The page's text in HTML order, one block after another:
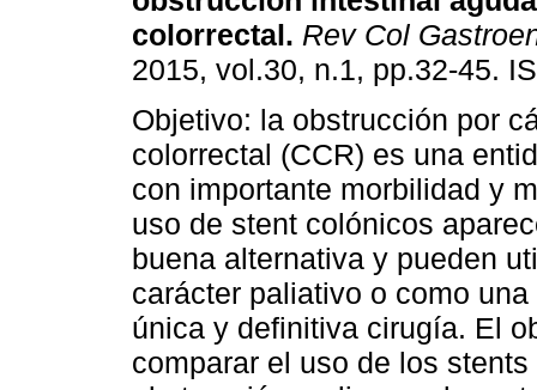
colorrectal. Rev Col
2015, vol.30, n.1, pp.32-45.
Objetivo: la obstrucción por
colorrectal (CCR) es una
con importante morbilidad y
uso de stent colónicos
buena alternativa y pueden
carácter paliativo o como
única y definitiva cirugía. El
comparar el uso de los